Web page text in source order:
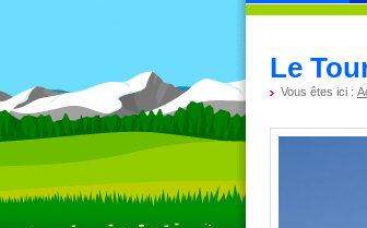
Le
Vous êtes ici :